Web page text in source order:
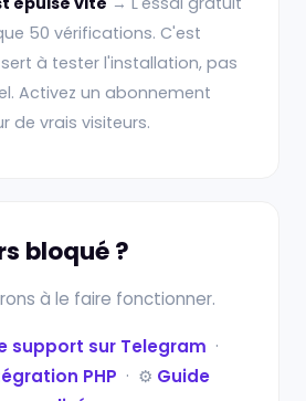
50 vérifications. C'est
à tester l'installation, pas
Activez un abonnement
de vrais visiteurs.
bloqué ?
à le faire fonctionner.
support sur Telegram ·
PHP · ⚙️ Guide